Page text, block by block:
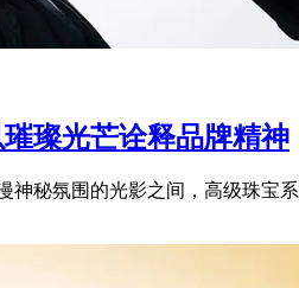
璨光芒诠释品牌精神
秘氛围的光影之间，高级珠宝